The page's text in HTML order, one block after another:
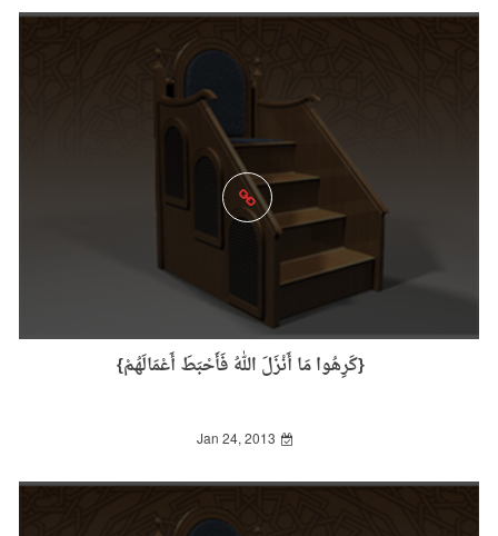
{كَرِهُوا مَا أَنْزَلَ اللهُ فَأَحْبَطَ أَعْمَالَهُمْ}
Jan 24, 2013